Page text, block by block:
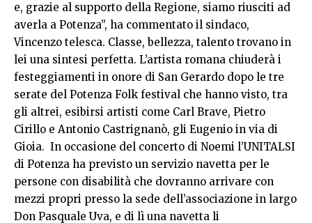
e, grazie al supporto della Regione, siamo riusciti ad
averla a Potenza”, ha commentato il sindaco,
Vincenzo telesca. Classe, bellezza, talento trovano in
lei una sintesi perfetta. L’artista romana chiuderà i
festeggiamenti in onore di San Gerardo dopo le tre
serate del Potenza Folk festival che hanno visto, tra
gli altrei, esibirsi artisti come Carl Brave, Pietro
Cirillo e Antonio Castrignanò, gli Eugenio in via di
Gioia. In occasione del concerto di Noemi l’UNITALSI
di Potenza ha previsto un servizio navetta per le
persone con disabilità che dovranno arrivare con
mezzi propri presso la sede dell’associazione in largo
Don Pasquale Uva, e di lì una navetta li